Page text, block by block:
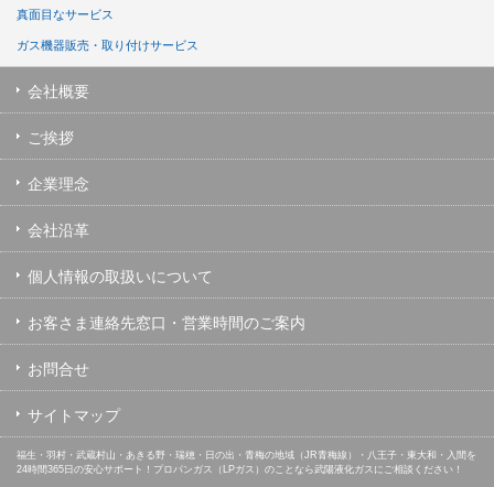
真面目なサービス
ガス機器販売・取り付けサービス
会社概要
ご挨拶
企業理念
会社沿革
個人情報の取扱いについて
お客さま連絡先窓口・営業時間のご案内
お問合せ
サイトマップ
福生・羽村・武蔵村山・あきる野・瑞穂・日の出・青梅の地域（JR青梅線）・八王子・東大和・入間を
24時間365日の安心サポート！プロパンガス（LPガス）のことなら武陽液化ガスにご相談ください！